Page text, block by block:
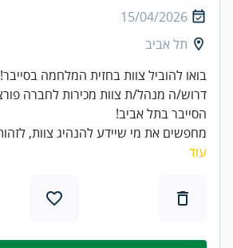
15/04/2026
תל אביב
דרוש/ה מנהל/ת צוות מכירות לחברה
הסייבר בתל אביב!
מחפשים את מי שיידע להנהיג צוות,
עוד